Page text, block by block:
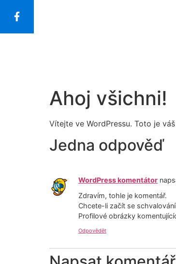
Ahoj všichni!
Vítejte ve WordPressu. Toto je
Jedna odpověď
WordPress komentátor
Zdravím, tohle je komentář.
Chcete-li začít se
Profilové obrázky
Odpovědět